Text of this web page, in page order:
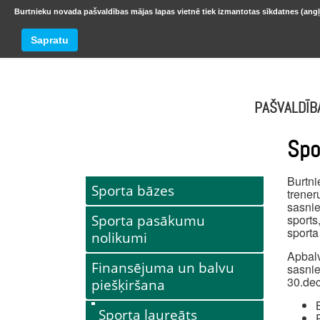
BURTNIEKU NOVADS
Sporta bāzes
Sporta pasākumu
nolikumi
Finansējuma un balvu
piešķiršana
Sporta laureāts
Burtnieku novada pašvaldības mājas lapas vietnē tiek izmantotas sīkdatnes
Sapratu